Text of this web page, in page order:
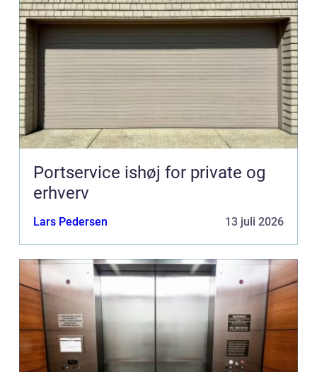
Portservice ishøj for private og
erhverv
Lars Pedersen 13 juli 2026